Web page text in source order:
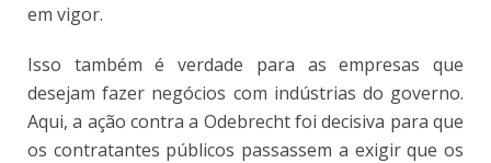
em vigor.
Isso também é verdade para as empresas que
desejam fazer negócios com indústrias do governo.
Aqui, a ação contra a Odebrecht foi decisiva para que
os contratantes públicos passassem a exigir que os